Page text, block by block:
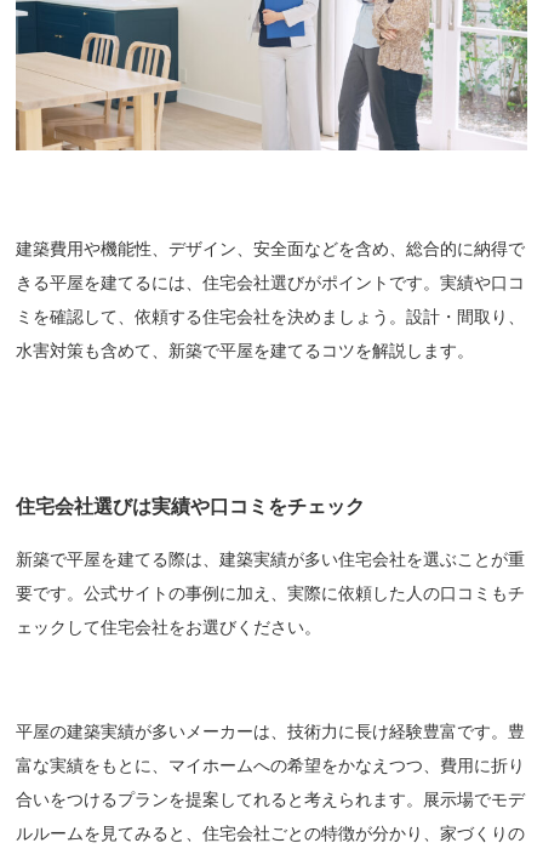
建築費用や機能性、デザイン、安全面などを含め、総合的に納得で
きる平屋を建てるには、住宅会社選びがポイントです。実績や口コ
ミを確認して、依頼する住宅会社を決めましょう。設計・間取り、
水害対策も含めて、新築で平屋を建てるコツを解説します。
住宅会社選びは実績や口コミをチェック
新築で平屋を建てる際は、建築実績が多い住宅会社を選ぶことが重
要です。公式サイトの事例に加え、実際に依頼した人の口コミもチ
ェックして住宅会社をお選びください。
平屋の建築実績が多いメーカーは、技術力に長け経験豊富です。豊
富な実績をもとに、マイホームへの希望をかなえつつ、費用に折り
合いをつけるプランを提案してれると考えられます。展示場でモデ
ルルームを見てみると、住宅会社ごとの特徴が分かり、家づくりの